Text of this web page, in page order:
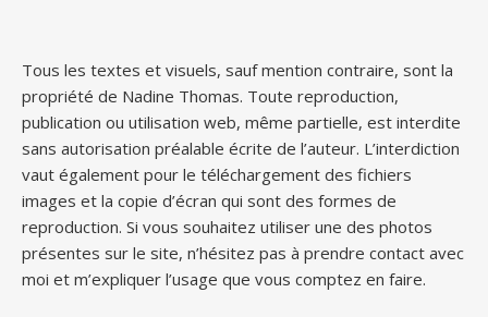
Tous les textes et visuels, sauf mention contraire, sont la
propriété de Nadine Thomas. Toute reproduction,
publication ou utilisation web, même partielle, est interdite
sans autorisation préalable écrite de l’auteur. L’interdiction
vaut également pour le téléchargement des fichiers
images et la copie d’écran qui sont des formes de
reproduction. Si vous souhaitez utiliser une des photos
présentes sur le site, n’hésitez pas à prendre contact avec
moi et m’expliquer l’usage que vous comptez en faire.